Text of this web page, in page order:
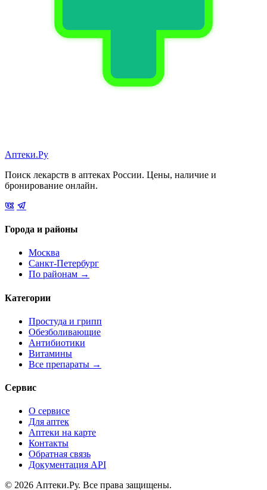
Аптеки.Ру
Поиск лекарств в аптеках России. Цены, наличие и
бронирование онлайн.
Города и районы
Москва
Санкт-Петербург
По районам →
Категории
Простуда и грипп
Обезболивающие
Антибиотики
Витамины
Все препараты →
Сервис
О сервисе
Для аптек
Аптеки на карте
Контакты
Обратная связь
Документация API
© 2026 Аптеки.Ру. Все права защищены.